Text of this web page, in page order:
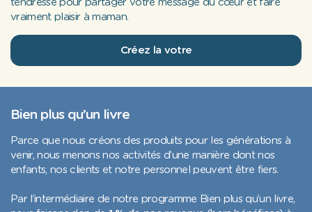
tendresse pour partager votre message du cœur et faire
vraiment plaisir à maman.
Créez la votre
Bien plus qu’un livre
Parce que nous créons des produits pour les générations à
venir, nous menons nos activités d’une manière dont nos
enfants, nos clients et notre personnel peuvent être fiers.
Par l’intermédiaire de notre programme Bien plus qu’un livre,